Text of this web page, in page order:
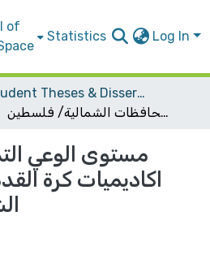
of
Statistics Log In
Student Theses & Dissertations
مستوى الوعي التدريبي لدى مدربي اكاديميات كرة القدم في المحافظات الشمالية/ فلسطين
مستوى الوعي
اكاديميات كرة